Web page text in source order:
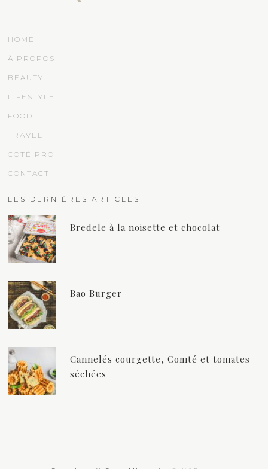
HOME
À PROPOS
BEAUTY
LIFESTYLE
FOOD
TRAVEL
COTÉ PRO
CONTACT
LES DERNIÈRES ARTICLES
Bredele à la noisette et chocolat
Bao Burger
Cannelés courgette, Comté et tomates
séchées